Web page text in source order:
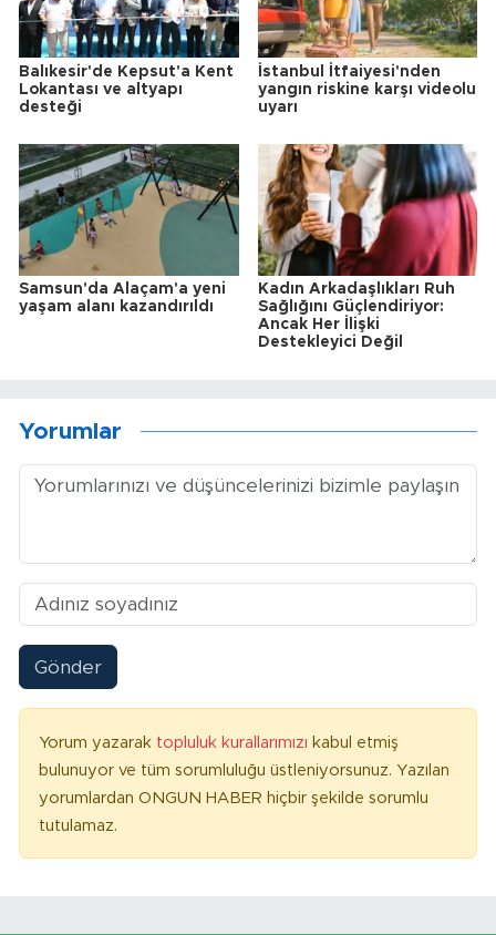
Balıkesir'de Kepsut'a Kent
Lokantası ve altyapı
desteği
İstanbul İtfaiyesi'nden
yangın riskine karşı videolu
uyarı
Samsun'da Alaçam'a yeni
yaşam alanı kazandırıldı
Kadın Arkadaşlıkları Ruh
Sağlığını Güçlendiriyor:
Ancak Her İlişki
Destekleyici Değil
Yorumlar
Gönder
Yorum yazarak topluluk kurallarımızı kabul etmiş
bulunuyor ve tüm sorumluluğu üstleniyorsunuz. Yazılan
yorumlardan ONGUN HABER hiçbir şekilde sorumlu
tutulamaz.